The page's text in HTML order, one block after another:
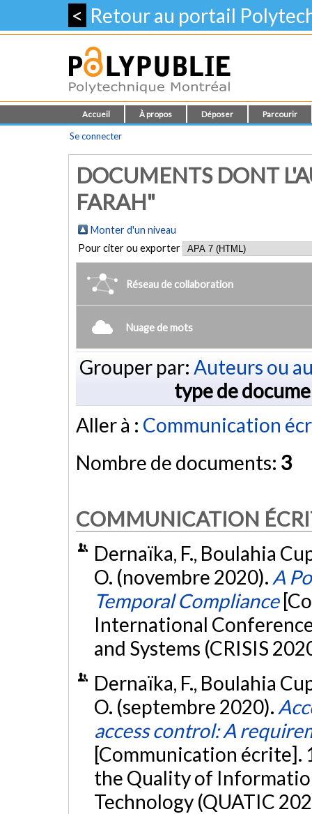
< Retour au portail
Accueil À propos Déposer Parcourir
Se connecter
DOCUMENTS DONT
FARAH"
Monter d'un niveau
Pour citer ou exporter
Réseau de collaboration
Nuage de mots
Grouper par: Auteurs ou
type de
Aller à : Communication
Nombre de documents: 3
COMMUNICATION
Dernaïka, F., Boulahia
O. (novembre 2020). A
Temporal Compliance
International
and Systems (CRISIS
Dernaïka, F., Boulahia
O. (septembre 2020).
access control: A
[Communication
the Quality of
Technology (QUATIC